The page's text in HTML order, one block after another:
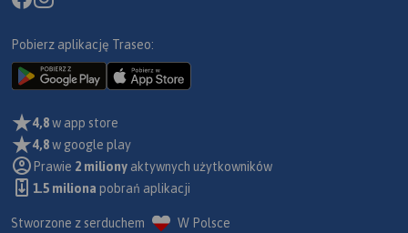
Pobierz aplikację Traseo:
4,8w app store
4,8w google play
Prawie 2 miliony aktywnych użytkowników
1.5 miliona pobrań aplikacji
Stworzone z serduchem W Polsce